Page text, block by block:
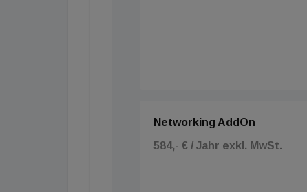
Networking AddOn
584,- € / Jahr exkl. MwSt.